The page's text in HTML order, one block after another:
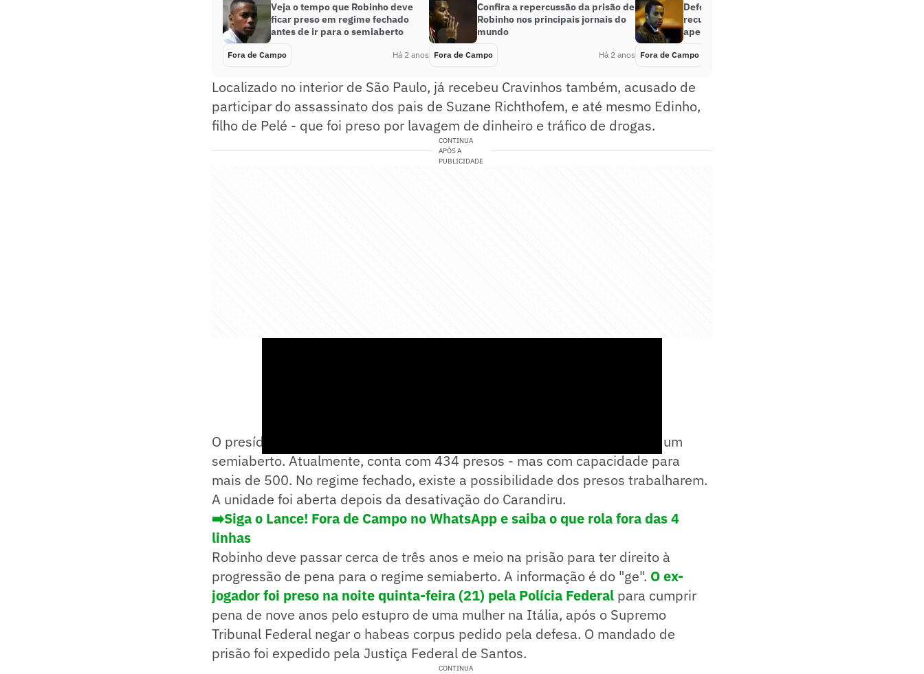
Veja o tempo que Robinho deve
ficar preso em regime fechado
antes de ir para o semiaberto
Fora de Campo Há 2 anos
Confira a repercussão da prisão de
Robinho nos principais jornais do
mundo
Fora de Campo Há 2 anos
Defesa de Robinho vai pedir novo
recurso ao STF; veja quando o
apelo deve ser julgado
Fora de Campo
Localizado no interior de São Paulo, já recebeu Cravinhos também, acusado de
participar do assassinato dos pais de Suzane Richthofem, e até mesmo Edinho,
filho de Pelé - que foi preso por lavagem de dinheiro e tráfico de drogas.
CONTINUA
APÓS A
PUBLICIDADE
O presídio é dividido em um pavilhão direcionado para o regime aberto e um
semiaberto. Atualmente, conta com 434 presos - mas com capacidade para
mais de 500. No regime fechado, existe a possibilidade dos presos trabalharem.
A unidade foi aberta depois da desativação do Carandiru.
➡️Siga o Lance! Fora de Campo no WhatsApp e saiba o que rola fora das 4
linhas
Robinho deve passar cerca de três anos e meio na prisão para ter direito à
progressão de pena para o regime semiaberto. A informação é do "ge". O ex-
jogador foi preso na noite quinta-feira (21) pela Polícia Federal para cumprir
pena de nove anos pelo estupro de uma mulher na Itália, após o Supremo
Tribunal Federal negar o habeas corpus pedido pela defesa. O mandado de
prisão foi expedido pela Justiça Federal de Santos.
CONTINUA